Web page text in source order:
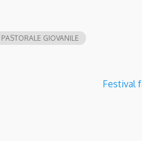
PASTORALE GIOVANILE
Festival